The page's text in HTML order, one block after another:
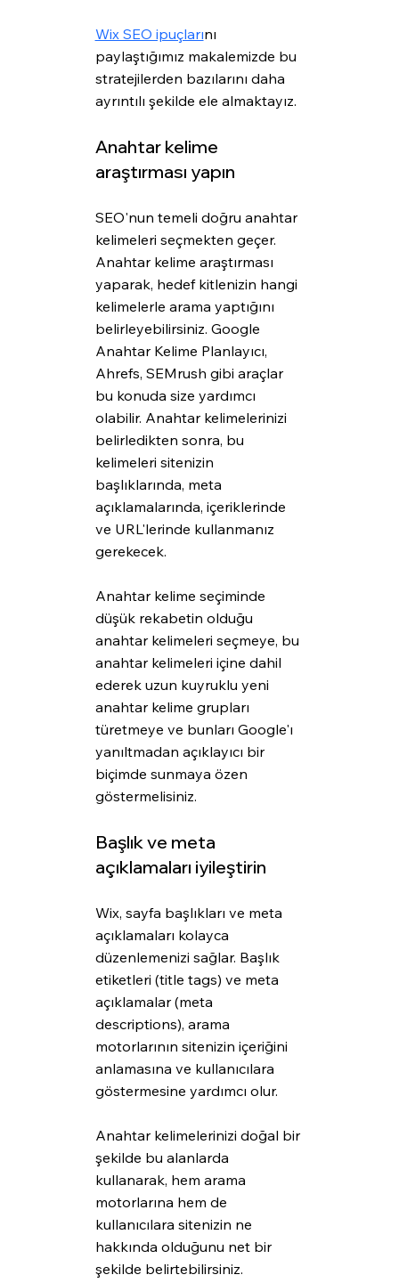
Wix SEO ipuçlarını
paylaştığımız makalemizde bu
stratejilerden bazılarını daha
ayrıntılı şekilde ele almaktayız.
Anahtar kelime
araştırması yapın
SEO'nun temeli doğru anahtar
kelimeleri seçmekten geçer.
Anahtar kelime araştırması
yaparak, hedef kitlenizin hangi
kelimelerle arama yaptığını
belirleyebilirsiniz. Google
Anahtar Kelime Planlayıcı,
Ahrefs, SEMrush gibi araçlar
bu konuda size yardımcı
olabilir. Anahtar kelimelerinizi
belirledikten sonra, bu
kelimeleri sitenizin
başlıklarında, meta
açıklamalarında, içeriklerinde
ve URL'lerinde kullanmanız
gerekecek.
Anahtar kelime seçiminde
düşük rekabetin olduğu
anahtar kelimeleri seçmeye, bu
anahtar kelimeleri içine dahil
ederek uzun kuyruklu yeni
anahtar kelime grupları
türetmeye ve bunları Google'ı
yanıltmadan açıklayıcı bir
biçimde sunmaya özen
göstermelisiniz.
Başlık ve meta
açıklamaları iyileştirin
Wix, sayfa başlıkları ve meta
açıklamaları kolayca
düzenlemenizi sağlar. Başlık
etiketleri (title tags) ve meta
açıklamalar (meta
descriptions), arama
motorlarının sitenizin içeriğini
anlamasına ve kullanıcılara
göstermesine yardımcı olur.
Anahtar kelimelerinizi doğal bir
şekilde bu alanlarda
kullanarak, hem arama
motorlarına hem de
kullanıcılara sitenizin ne
hakkında olduğunu net bir
şekilde belirtebilirsiniz.